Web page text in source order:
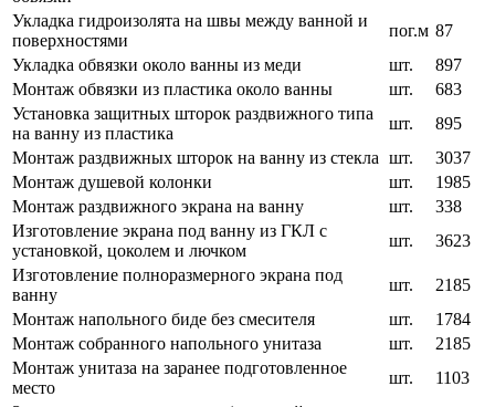
Укладка гидроизолята на швы между ванной и
поверхностями
пог.м 87
Укладка обвязки около ванны из меди
шт.
897
Монтаж обвязки из пластика около ванны
шт.
683
Установка защитных шторок раздвижного типа
на ванну из пластика
шт.
895
Монтаж раздвижных шторок на ванну из стекла шт.
3037
Монтаж душевой колонки
шт.
1985
Монтаж раздвижного экрана на ванну
шт.
338
Изготовление экрана под ванну из ГКЛ с
установкой, цоколем и лючком
шт.
3623
Изготовление полноразмерного экрана под
ванну
шт.
2185
Монтаж напольного биде без смесителя
шт.
1784
Монтаж собранного напольного унитаза
шт.
2185
Монтаж унитаза на заранее подготовленное
место
шт.
1103